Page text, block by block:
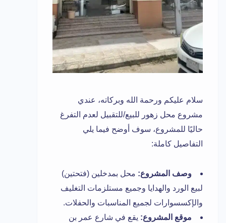
سلام عليكم ورحمة الله وبركاته، عندي
مشروع محل زهور للبيع/للتقبيل لعدم التفرغ
حاليًا للمشروع، سوف أوضح فيما يلي
التفاصيل كاملة:
وصف المشروع: محل بمدخلين (فتحتين)
لبيع الورد والهدايا وجميع مستلزمات التغليف
والإكسسوارات لجميع المناسبات والحفلات.
موقع المشروع: يقع في شارع عمر بن